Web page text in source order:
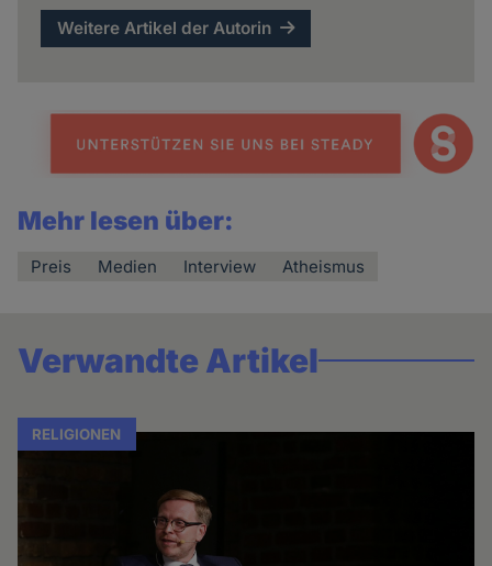
Weitere Artikel der Autorin
Mehr lesen über:
Preis Medien Interview Atheismus
Verwandte Artikel
RELIGIONEN